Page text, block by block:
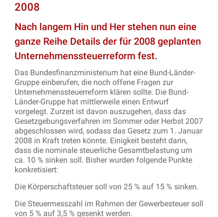
2008
Nach langem Hin und Her stehen nun eine
ganze Reihe Details der für 2008 geplanten
Unternehmenssteuerreform fest.
Das Bundesfinanzministerium hat eine Bund-Länder-
Gruppe einberufen, die noch offene Fragen zur
Unternehmenssteuerreform klären sollte. Die Bund-
Länder-Gruppe hat mittlerweile einen Entwurf
vorgelegt. Zurzeit ist davon auszugehen, dass das
Gesetzgebungsverfahren im Sommer oder Herbst 2007
abgeschlossen wird, sodass das Gesetz zum 1. Januar
2008 in Kraft treten könnte. Einigkeit besteht darin,
dass die nominale steuerliche Gesamtbelastung um
ca. 10 % sinken soll. Bisher wurden folgende Punkte
konkretisiert:
Die Körperschaftsteuer soll von 25 % auf 15 % sinken.
Die Steuermesszahl im Rahmen der Gewerbesteuer soll
von 5 % auf 3,5 % gesenkt werden.